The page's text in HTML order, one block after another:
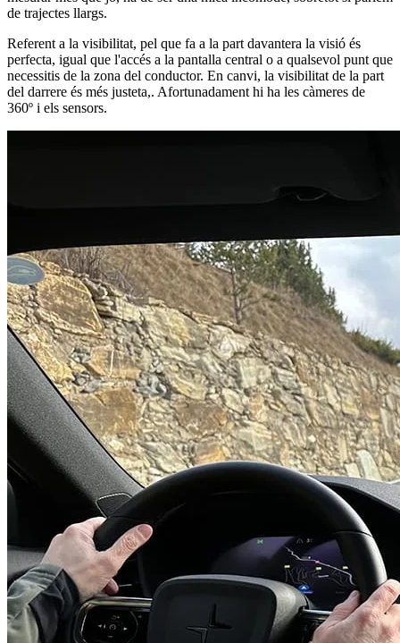
de trajectes llargs.
Referent a la visibilitat, pel que fa a la part davantera la visió és
perfecta, igual que l'accés a la pantalla central o a qualsevol punt que
necessitis de la zona del conductor. En canvi, la visibilitat de la part
del darrere és més justeta,. Afortunadament hi ha les càmeres de
360º i els sensors.